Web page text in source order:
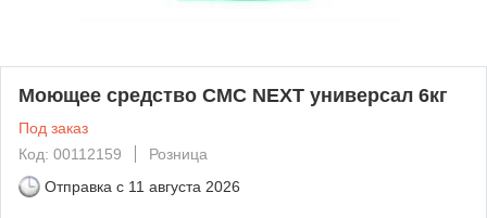
Моющее средство СМС NEXT универсал 6кг
Под заказ
Код: 00112159
Розница
Отправка с 11 августа 2026